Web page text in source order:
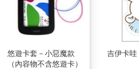
悠遊卡套－小惡魔款
（內容物不含悠遊卡）
吉伊卡哇